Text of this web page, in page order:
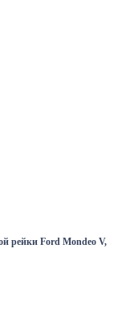
рейки Ford Mondeo V,